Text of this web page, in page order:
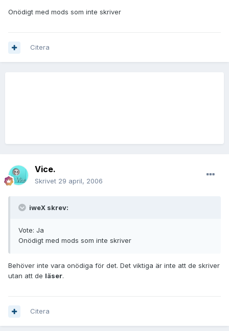
Onödigt med mods som inte skriver
Citera
Vice.
Skrivet 29 april, 2006
iweX skrev:
Vote: Ja
Onödigt med mods som inte skriver
Behöver inte vara onödiga för det. Det viktiga är inte att de skriver
utan att de läser.
Citera